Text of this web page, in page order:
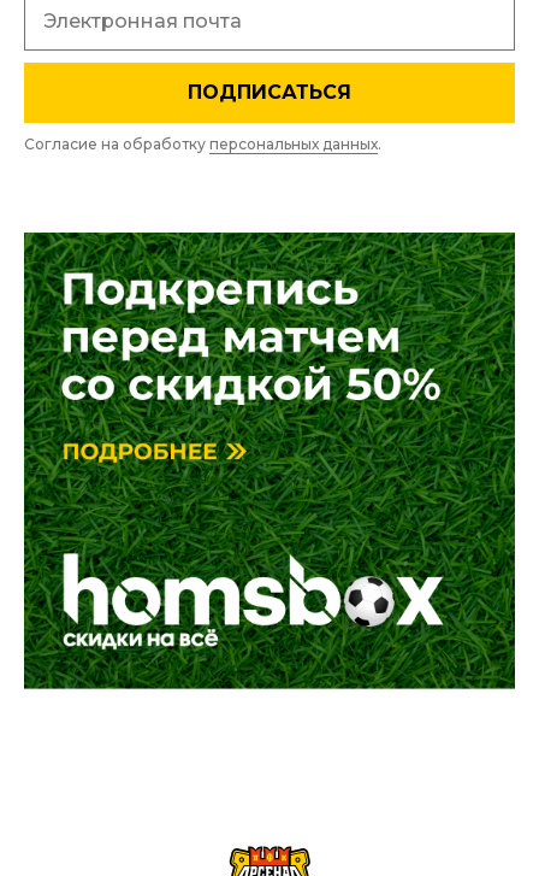
ПОДПИСАТЬСЯ
Согласие на обработку персональных данных.